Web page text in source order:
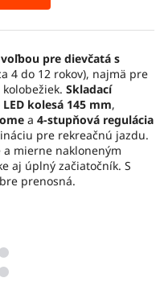
pre dievčatá s
4 do 12 rokov), najmä pre
Skladací
kolesá 145 mm,
a 4-stupňová regulácia
pre rekreačnú jazdu.
mierne nakloneným
aj úplný začiatočník. S
prenosná.